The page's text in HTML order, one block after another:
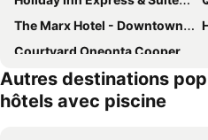
The Marx Hotel - Downtown - University Area
Courtyard Oneonta Cooperstown Area
Autres destinations
hôtels avec piscine